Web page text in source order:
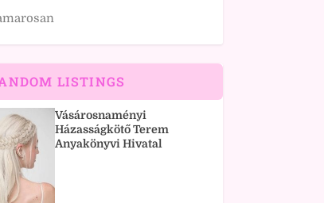
LISTINGS
Vásárosnaményi
Házasságkötő Terem
Anyakönyvi Hivatal